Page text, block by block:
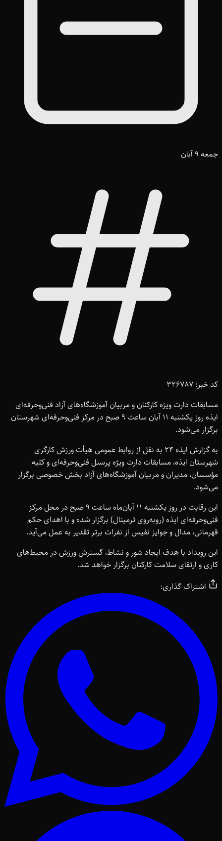
جمعه 9 آبان
کد خبر: 326787
مسابقات دارت ویژه کارکنان و مربیان آموزشگاه‌های آزاد فنی‌وحرفه‌ای
ایذه روز یکشنبه ۱۱ آبان ساعت ۹ صبح در مرکز فنی‌وحرفه‌ای شهرستان
برگزار می‌شود.
به گزارش ایذه ۲۴ به نقل از روابط عمومی هیأت ورزش کارگری
شهرستان ایذه، مسابقات دارت ویژه پرسنل فنی‌وحرفه‌ای و کلیه
مؤسسان، مدیران و مربیان آموزشگاه‌های آزاد بخش خصوصی برگزار
می‌شود.
این رقابت در روز یکشنبه ۱۱ آبان‌ماه ساعت ۹ صبح در محل مرکز
فنی‌وحرفه‌ای ایذه (روبه‌روی ترمینال) برگزار شده و با اهدای حکم
قهرمانی، مدال و جوایز نفیس از نفرات برتر تقدیر به عمل می‌آید.
این رویداد با هدف ایجاد شور و نشاط، گسترش ورزش در محیط‌های
کاری و ارتقای سلامت کارکنان برگزار خواهد شد.
اشتراک گذاری: